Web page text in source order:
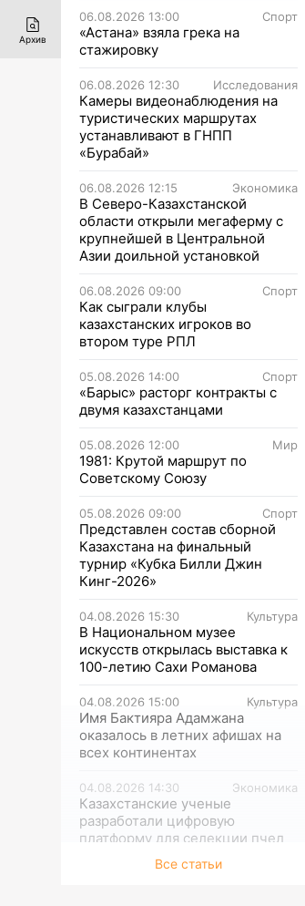
06.08.2026 13:00 Спорт
«Астана» взяла грека на
стажировку
06.08.2026 12:30 Исследования
Камеры видеонаблюдения на
туристических маршрутах
устанавливают в ГНПП
«Бурабай»
06.08.2026 12:15 Экономика
В Северо-Казахстанской
области открыли мегаферму с
крупнейшей в Центральной
Азии доильной установкой
06.08.2026 09:00 Спорт
Как сыграли клубы
казахстанских игроков во
втором туре РПЛ
05.08.2026 14:00 Спорт
«Барыс» расторг контракты с
двумя казахстанцами
05.08.2026 12:00 Мир
1981: Крутой маршрут по
Советскому Союзу
05.08.2026 09:00 Спорт
Представлен состав сборной
Казахстана на финальный
турнир «Кубка Билли Джин
Кинг-2026»
04.08.2026 15:30 Культура
В Национальном музее
искусств открылась выставка к
100-летию Сахи Романова
04.08.2026 15:00 Культура
Имя Бактияра Адамжана
оказалось в летних афишах на
всех континентах
04.08.2026 14:30 Экономика
Казахстанские ученые
разработали цифровую
платформу для селекции пчел
04.08.2026 14:00
Все статьи
Архив